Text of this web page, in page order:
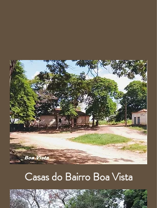
Casas do Bairro Boa Vista